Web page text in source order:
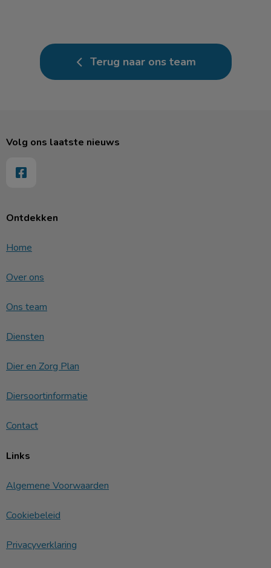
Terug naar ons team
Ontdekken
Home
Over ons
Ons team
Diensten
Dier en Zorg Plan
Diersoortinformatie
Contact
Links
Algemene Voorwaarden
Cookiebeleid
Privacyverklaring
Volg ons laatste nieuws